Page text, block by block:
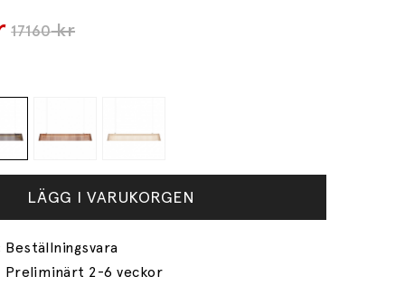
17160kr
LÄGG I VARUKORGEN
Preliminärt 2-6 veckor